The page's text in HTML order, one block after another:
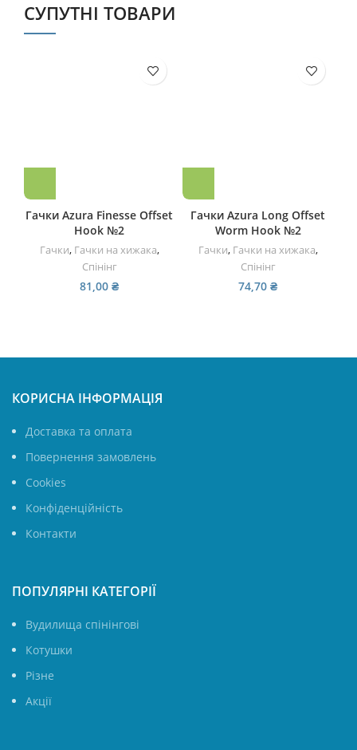
СУПУТНІ ТОВАРИ
Гачки Azura Finesse Offset
Hook №2
Гачки, Гачки на хижака,
Спінінг
81,00 ₴
Гачки Azura Long Offset
Worm Hook №2
Гачки, Гачки на хижака,
Спінінг
74,70 ₴
КОРИСНА ІНФОРМАЦІЯ
Доставка та оплата
Повернення замовлень
Cookies
Конфіденційність
Контакти
ПОПУЛЯРНІ КАТЕГОРІЇ
Вудилища спінінгові
Котушки
Різне
Акції